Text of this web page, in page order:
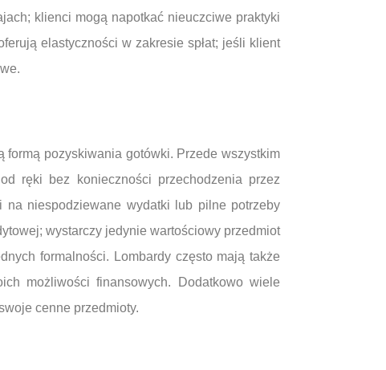
klienci mogą napotkać nieuczciwe praktyki
elastyczności w zakresie spłat; jeśli klient
pozyskiwania gotówki. Przede wszystkim
ręki bez konieczności przechodzenia przez
na niespodziewane wydatki lub pilne potrzeby
wystarczy jedynie wartościowy przedmiot
formalności. Lombardy często mają także
możliwości finansowych. Dodatkowo wiele
cenne przedmioty.